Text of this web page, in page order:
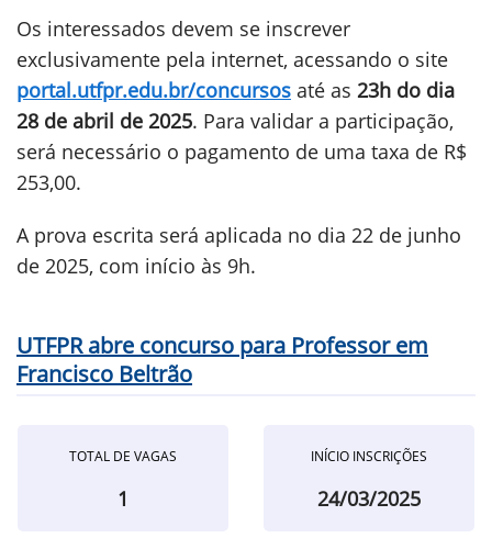
Os interessados devem se inscrever
exclusivamente pela internet, acessando o site
portal.utfpr.edu.br/concursos até as 23h do dia
28 de abril de 2025. Para validar a participação,
será necessário o pagamento de uma taxa de R$
253,00.
A prova escrita será aplicada no dia 22 de junho
de 2025, com início às 9h.
UTFPR abre concurso para Professor em
Francisco Beltrão
TOTAL DE VAGAS
1
INÍCIO INSCRIÇÕES
24/03/2025